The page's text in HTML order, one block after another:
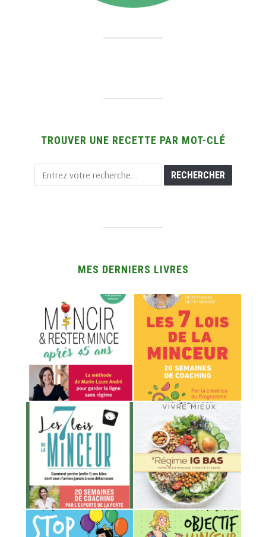
TROUVER UNE RECETTE PAR MOT-CLÉ
MES DERNIERS LIVRES